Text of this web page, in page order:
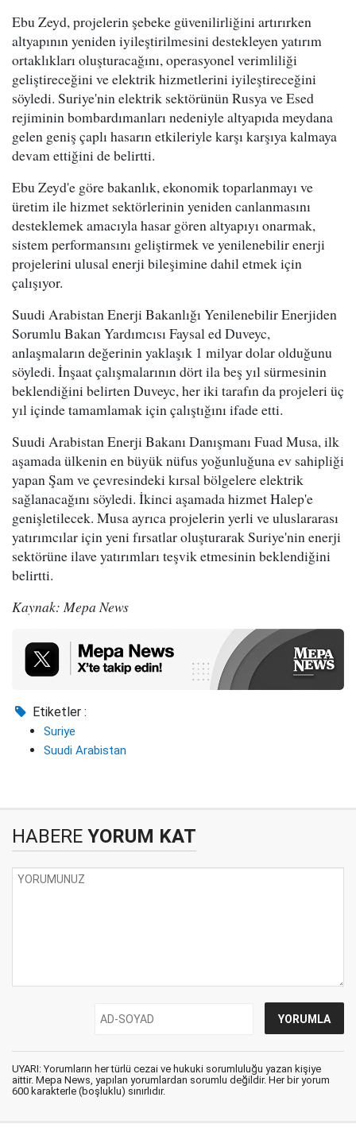
Ebu Zeyd, projelerin şebeke güvenilirliğini artırırken
altyapının yeniden iyileştirilmesini destekleyen yatırım
ortaklıkları oluşturacağını, operasyonel verimliliği
geliştireceğini ve elektrik hizmetlerini iyileştireceğini
söyledi. Suriye'nin elektrik sektörünün Rusya ve Esed
rejiminin bombardımanları nedeniyle altyapıda meydana
gelen geniş çaplı hasarın etkileriyle karşı karşıya kalmaya
devam ettiğini de belirtti.
Ebu Zeyd'e göre bakanlık, ekonomik toparlanmayı ve
üretim ile hizmet sektörlerinin yeniden canlanmasını
desteklemek amacıyla hasar gören altyapıyı onarmak,
sistem performansını geliştirmek ve yenilenebilir enerji
projelerini ulusal enerji bileşimine dahil etmek için
çalışıyor.
Suudi Arabistan Enerji Bakanlığı Yenilenebilir Enerjiden
Sorumlu Bakan Yardımcısı Faysal ed Duveyc,
anlaşmaların değerinin yaklaşık 1 milyar dolar olduğunu
söyledi. İnşaat çalışmalarının dört ila beş yıl sürmesinin
beklendiğini belirten Duveyc, her iki tarafın da projeleri üç
yıl içinde tamamlamak için çalıştığını ifade etti.
Suudi Arabistan Enerji Bakanı Danışmanı Fuad Musa, ilk
aşamada ülkenin en büyük nüfus yoğunluğuna ev sahipliği
yapan Şam ve çevresindeki kırsal bölgelere elektrik
sağlanacağını söyledi. İkinci aşamada hizmet Halep'e
genişletilecek. Musa ayrıca projelerin yerli ve uluslararası
yatırımcılar için yeni fırsatlar oluşturarak Suriye'nin enerji
sektörüne ilave yatırımları teşvik etmesinin beklendiğini
belirtti.
Kaynak: Mepa News
Etiketler :
Suriye
Suudi Arabistan
HABERE YORUM KAT
UYARI: Yorumların her türlü cezai ve hukuki sorumluluğu yazan kişiye
aittir. Mepa News, yapılan yorumlardan sorumlu değildir. Her bir yorum
600 karakterle (boşluklu) sınırlıdır.